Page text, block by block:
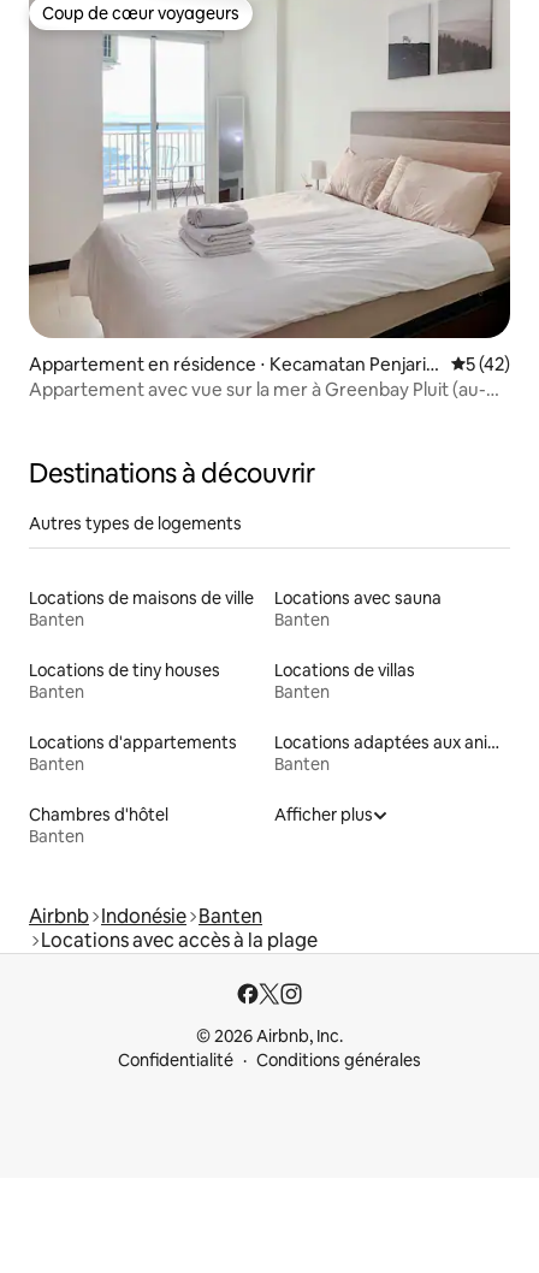
Coup de cœur voyageurs
Coup de cœur voyageurs
Appartement en résidence ⋅ Kecamatan Penjarin
gan
5 (42)
Appartement avec vue sur la mer à Greenbay Pluit (au-
Destinations à découvrir
Autres types de logements
Locations de maisons de ville
Banten
Locations avec sauna
Banten
Locations de tiny houses
Banten
Locations de villas
Banten
Locations d'appartements
Banten
Locations adaptées aux animaux
Banten
Chambres d'hôtel
Banten
Afficher plus
Airbnb Indonésie Banten
Locations avec accès à la plage
© 2026 Airbnb, Inc.
Confidentialité
Conditions générales